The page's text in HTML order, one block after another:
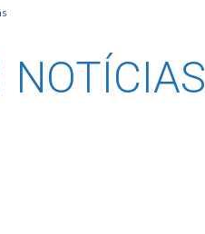
NOTÍCIAS